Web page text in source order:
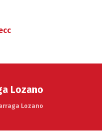
Lozano
Lozano